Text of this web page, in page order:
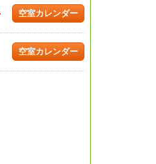
空室カレンダー
空室カレンダー